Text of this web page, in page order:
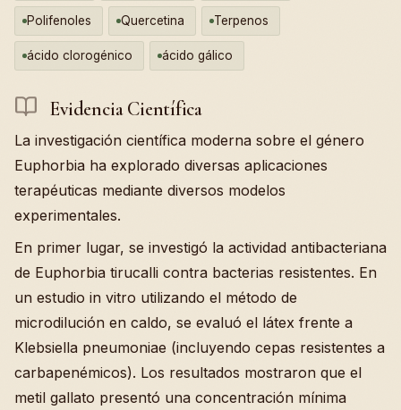
Polifenoles Quercetina Terpenos
ácido clorogénico ácido gálico
Evidencia Científica
La investigación científica moderna sobre el género
Euphorbia ha explorado diversas aplicaciones
terapéuticas mediante diversos modelos
experimentales.
En primer lugar, se investigó la actividad antibacteriana
de Euphorbia tirucalli contra bacterias resistentes. En
un estudio in vitro utilizando el método de
microdilución en caldo, se evaluó el látex frente a
Klebsiella pneumoniae (incluyendo cepas resistentes a
carbapenémicos). Los resultados mostraron que el
metil gallato presentó una concentración mínima